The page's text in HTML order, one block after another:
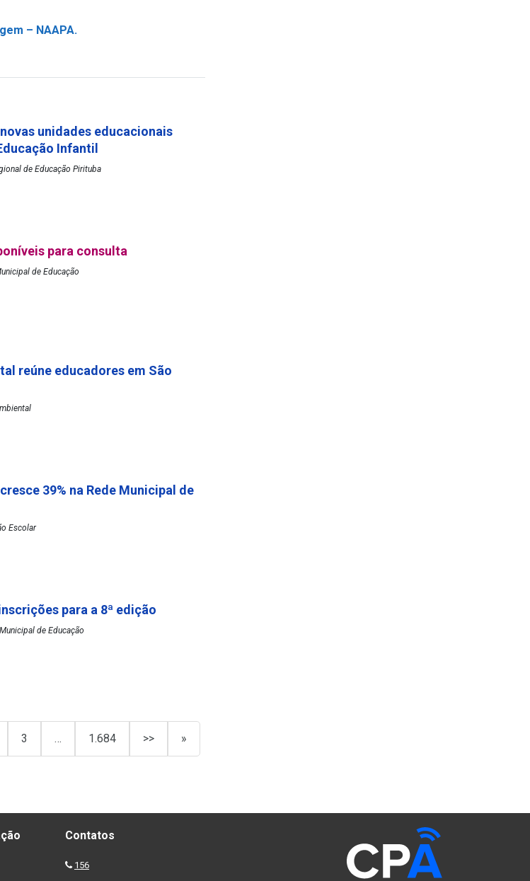
– NAAPA.
unidades educacionais
Infantil
de Educação Pirituba
para consulta
de Educação
reúne educadores em São
39% na Rede Municipal de
Escolar
para a 8ª edição
de Educação
3 … 1.684 >> »
Contatos
156